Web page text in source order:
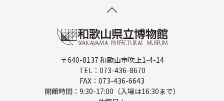
〒640-8137 和歌山市吹上1-4-14
TEL：073-436-8670
FAX：073-436-6643
開館時間：9:30-17:00（入場は16:30まで）